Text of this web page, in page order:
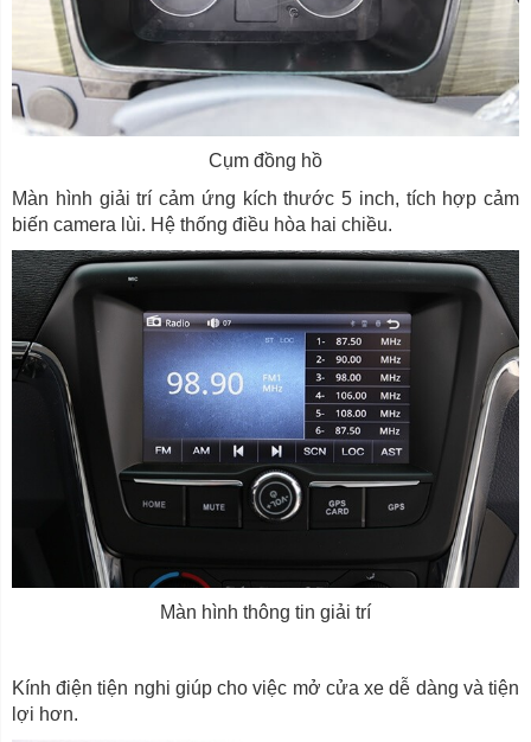
Cụm đồng hồ
Màn hình giải trí cảm ứng kích thước 5 inch, tích hợp cảm
biến camera lùi. Hệ thống điều hòa hai chiều.
Màn hình thông tin giải trí
Kính điện tiện nghi giúp cho việc mở cửa xe dễ dàng và tiện
lợi hơn.